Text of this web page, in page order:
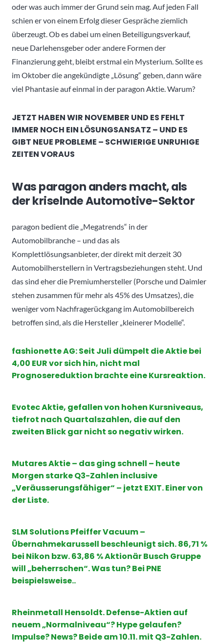
oder was auch immer der Grund sein mag. Auf jeden Fall
schien er von einem Erfolg dieser Gespräche ziemlich
überzeugt. Ob es dabei um einen Beteiligungsverkauf,
neue Darlehensgeber oder andere Formen der
Finanzierung geht, bleibt erstmal ein Mysterium. Sollte es
im Oktober die angekündigte „Lösung“ geben, dann wäre
viel Phantasie auf einmal in der paragon Aktie. Warum?
JETZT HABEN WIR NOVEMBER UND ES FEHLT
IMMER NOCH EIN LÖSUNGSANSATZ – UND ES
GIBT NEUE PROBLEME – SCHWIERIGE UNRUHIGE
ZEITEN VORAUS
Was paragon anders macht, als
der kriselnde Automotive-Sektor
paragon bedient die „Megatrends“ in der
Automobilbranche – und das als
Komplettlösungsanbieter, der direkt mit derzeit 30
Automobilherstellern in Vertragsbeziehungen steht. Und
das sind eher die Premiumhersteller (Porsche und Daimler
stehen zusammen für mehr als 45% des Umsatzes), die
weniger vom Nachfragerückgang im Automobilbereich
betroffen sind, als die Hersteller „kleinerer Modelle“.
fashionette AG: Seit Juli dümpelt die Aktie bei
4,00 EUR vor sich hin, nicht mal
Prognosereduktion brachte eine Kursreaktion.
Evotec Aktie, gefallen von hohen Kursniveaus,
tiefrot nach Quartalszahlen, die auf den
zweiten Blick gar nicht so negativ wirken.
Mutares Aktie – das ging schnell – heute
Morgen starke Q3-Zahlen inclusive
„Veräusserungsfähiger“ – jetzt EXIT. Einer von
der Liste.
SLM Solutions Pfeiffer Vacuum –
Übernahmekarussell beschleunigt sich. 86,71 %
bei Nikon bzw. 63,86 % Aktionär Busch Gruppe
will „beherrschen“. Was tun? Bei PNE
beispielsweise..
Rheinmetall Hensoldt. Defense-Aktien auf
neuem „Normalniveau“? Hype gelaufen?
Impulse? News? Beide am 10.11. mit Q3-Zahlen.